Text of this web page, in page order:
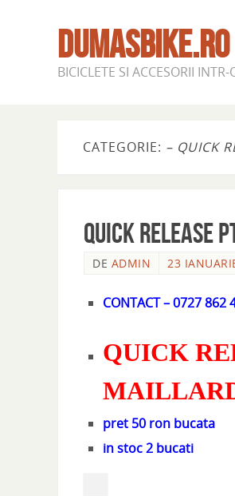
DUMASBIKE.RO
BICICLETE SI ACCESORII
CATEGORIE: – QUICK
QUICK RELEASE
DE ADMIN 23
CONTACT – 0727 862
QUICK
pret 50 ron bucata
in stoc 2 bucati